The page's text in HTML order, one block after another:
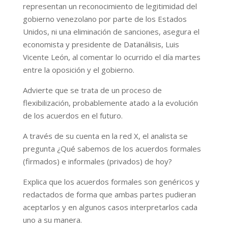
representan un reconocimiento de legitimidad del
gobierno venezolano por parte de los Estados
Unidos, ni una eliminación de sanciones, asegura el
economista y presidente de Datanálisis, Luis
Vicente León, al comentar lo ocurrido el día martes
entre la oposición y el gobierno.
Advierte que se trata de un proceso de
flexibilización, probablemente atado a la evolución
de los acuerdos en el futuro.
A través de su cuenta en la red X, el analista se
pregunta ¿Qué sabemos de los acuerdos formales
(firmados) e informales (privados) de hoy?
Explica que los acuerdos formales son genéricos y
redactados de forma que ambas partes pudieran
aceptarlos y en algunos casos interpretarlos cada
uno a su manera.